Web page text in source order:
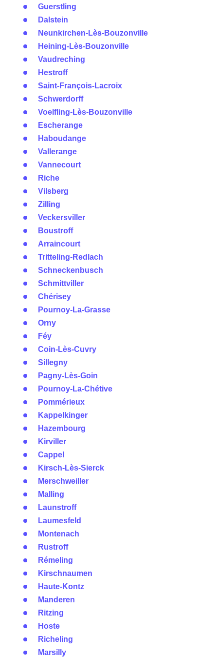
Guerstling
Dalstein
Neunkirchen-Lès-Bouzonville
Heining-Lès-Bouzonville
Vaudreching
Hestroff
Saint-François-Lacroix
Schwerdorff
Voelfling-Lès-Bouzonville
Escherange
Haboudange
Vallerange
Vannecourt
Riche
Vilsberg
Zilling
Veckersviller
Boustroff
Arraincourt
Tritteling-Redlach
Schneckenbusch
Schmittviller
Chérisey
Pournoy-La-Grasse
Orny
Féy
Coin-Lès-Cuvry
Sillegny
Pagny-Lès-Goin
Pournoy-La-Chétive
Pommérieux
Kappelkinger
Hazembourg
Kirviller
Cappel
Kirsch-Lès-Sierck
Merschweiller
Malling
Launstroff
Laumesfeld
Montenach
Rustroff
Rémeling
Kirschnaumen
Haute-Kontz
Manderen
Ritzing
Hoste
Richeling
Marsilly